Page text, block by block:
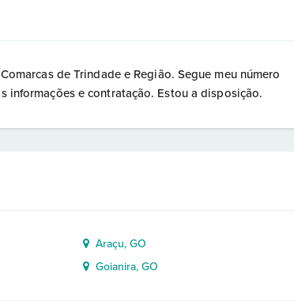
de Trindade e Região. Segue meu número
e contratação. Estou a disposição.
Araçu, GO
Goianira, GO